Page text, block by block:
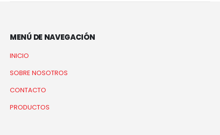
MENÚ DE NAVEGACIÓN
INICIO
SOBRE NOSOTROS
CONTACTO
PRODUCTOS